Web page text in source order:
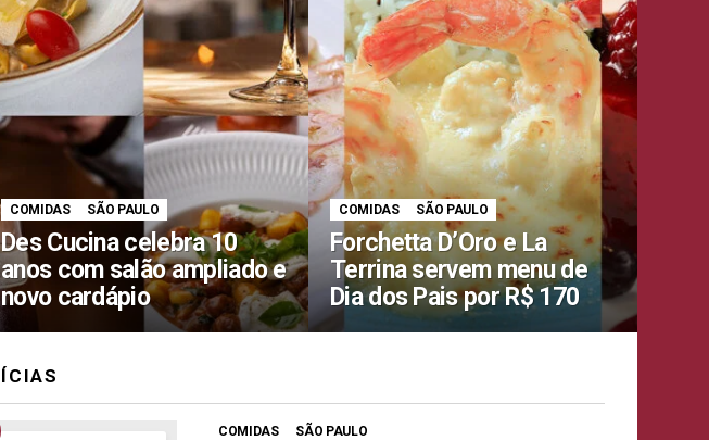
COMIDAS SÃO PAULO
Des Cucina celebra 10
anos com salão ampliado e
novo cardápio
COMIDAS SÃO PAULO
Forchetta D’Oro e La
Terrina servem menu de
Dia dos Pais por R$ 170
COMIDAS SÃO PAULO